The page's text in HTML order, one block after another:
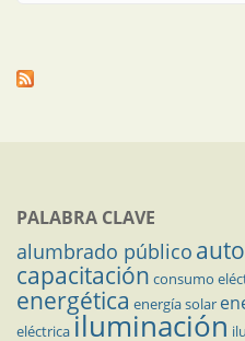
PALABRA CLAVE
alumbrado público
capacitación consumo
energética energía solar
eléctricailuminación